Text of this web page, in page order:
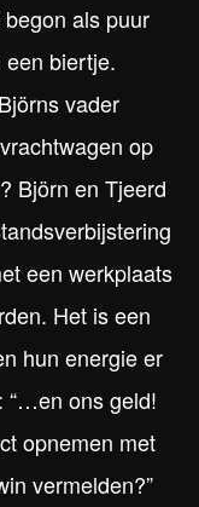
als puur
biertje.
vader
op
Björn en Tjeerd
een werkplaats
Het is een
hun energie er
“…en ons geld!
opnemen met
vermelden?”